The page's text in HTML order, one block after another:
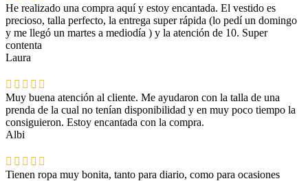
He realizado una compra aquí y estoy encantada. El vestido es
precioso, talla perfecto, la entrega super rápida (lo pedí un domingo
y me llegó un martes a mediodía ) y la atención de 10. Super
contenta
Laura
Muy buena atención al cliente. Me ayudaron con la talla de una
prenda de la cual no tenían disponibilidad y en muy poco tiempo la
consiguieron. Estoy encantada con la compra.
Albi
Tienen ropa muy bonita, tanto para diario, como para ocasiones